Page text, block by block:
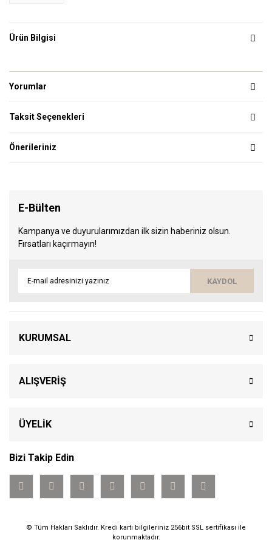
Ürün Bilgisi
Yorumlar
Taksit Seçenekleri
Önerileriniz
E-Bülten
Kampanya ve duyurularımızdan ilk sizin haberiniz olsun.
Fırsatları kaçırmayın!
KAYDOL
KURUMSAL
ALIŞVERİŞ
ÜYELİK
Bizi Takip Edin
© Tüm Hakları Saklıdır. Kredi kartı bilgileriniz 256bit SSL sertifikası ile
korunmaktadır.